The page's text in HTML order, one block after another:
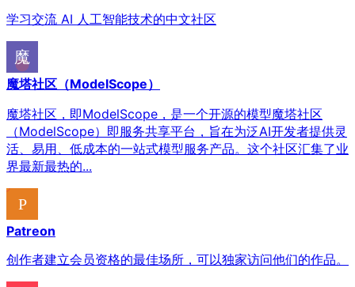
学习交流 AI 人工智能技术的中文社区
魔塔社区（ModelScope）
魔塔社区，即ModelScope，是一个开源的模型魔塔社区
（ModelScope）即服务共享平台，旨在为泛AI开发者提供灵
活、易用、低成本的一站式模型服务产品。这个社区汇集了业
界最新最热的...
Patreon
创作者建立会员资格的最佳场所，可以独家访问他们的作品。